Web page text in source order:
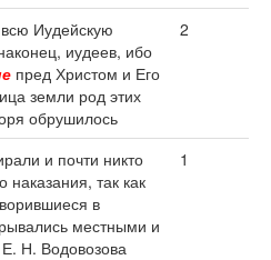
Иудейскую
иудеев, ибо
пред Христом и Его
земли род этих
обрушилось
2
и почти никто
наказания, так как
в
местными и
Н. Водовозова
1